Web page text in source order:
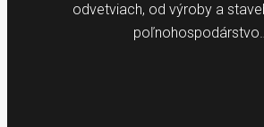
odvetviach, od výroby a